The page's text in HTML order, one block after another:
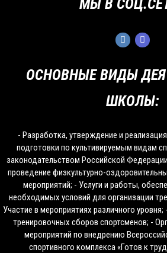
ОСНОВНЫЕ ВИДЫ
ШКОЛЫ:
- Разработка, утверждение и
подготовки по культивируемым видам
законодательством Российской
проведение физкультурно-
мероприятий; - Услуги и работы,
необходимых условий для организации
Участие в мероприятиях различного
тренировочных сборов спортсменов; -
мероприятий по внедрению
спортивного комплекса «Готов к
МЫ В